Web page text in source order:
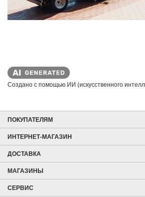
Создано с помощью ИИ (искусственного
ПОКУПАТЕЛЯМ
ИНТЕРНЕТ-МАГАЗИН
ДОСТАВКА
МАГАЗИНЫ
СЕРВИС